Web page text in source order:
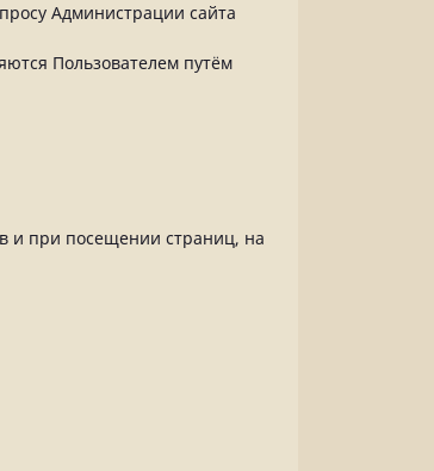
Администрации сайта
Пользователем путём
и при посещении страниц, на